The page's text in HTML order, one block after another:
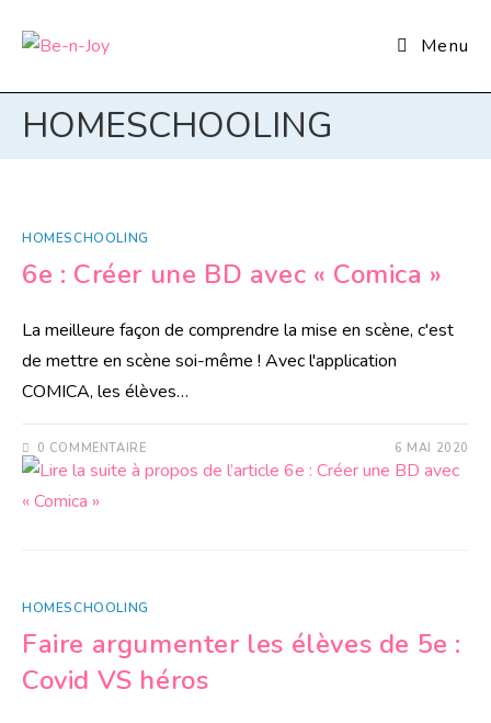
Menu
HOMESCHOOLING
HOMESCHOOLING
6e : Créer une BD avec « Comica »
La meilleure façon de comprendre la mise en scène, c'est
de mettre en scène soi-même ! Avec l'application
COMICA, les élèves…
0 COMMENTAIRE 6 MAI 2020
HOMESCHOOLING
Faire argumenter les élèves de 5e :
Covid VS héros